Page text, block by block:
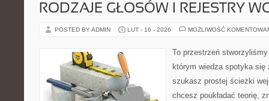
RODZAJE GŁOSÓW I REJESTRY
POSTED BY ADMIN LUT - 16 - 2026 MOŻLIWOŚĆ
To przestrzeń
którym wiedza spotyka
szukasz prostej ścieżki
chcesz poukładać teorię,